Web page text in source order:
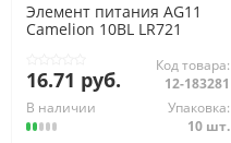
Элемент питания AG11
Camelion 10BL LR721
16.71 руб.
Код товара:
12-183281
В наличии
Упаковка:
10 шт.